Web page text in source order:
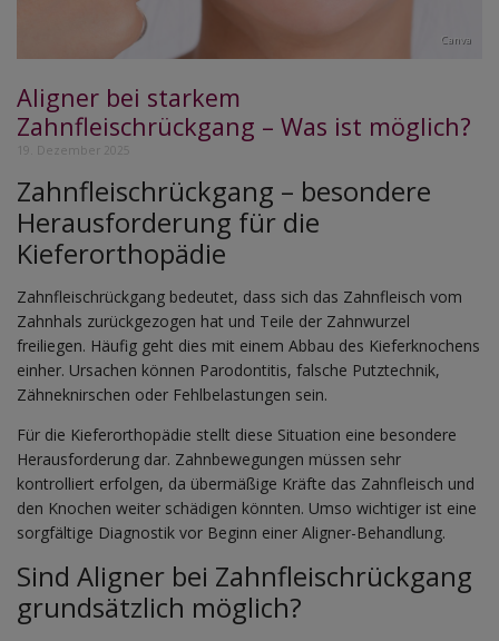
Canva
Aligner bei starkem
Zahnfleischrückgang – Was ist möglich?
19. Dezember 2025
Zahnfleischrückgang – besondere
Herausforderung für die
Kieferorthopädie
Zahnfleischrückgang bedeutet, dass sich das Zahnfleisch vom
Zahnhals zurückgezogen hat und Teile der Zahnwurzel
freiliegen. Häufig geht dies mit einem Abbau des Kieferknochens
einher. Ursachen können Parodontitis, falsche Putztechnik,
Zähneknirschen oder Fehlbelastungen sein.
Für die Kieferorthopädie stellt diese Situation eine besondere
Herausforderung dar. Zahnbewegungen müssen sehr
kontrolliert erfolgen, da übermäßige Kräfte das Zahnfleisch und
den Knochen weiter schädigen könnten. Umso wichtiger ist eine
sorgfältige Diagnostik vor Beginn einer Aligner-Behandlung.
Sind Aligner bei Zahnfleischrückgang
grundsätzlich möglich?